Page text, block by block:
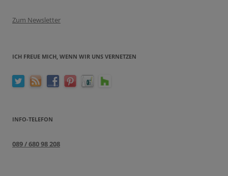
Zum Newsletter
ICH FREUE MICH, WENN WIR UNS VERNETZEN
INFO-TELEFON
089 / 680 98 208